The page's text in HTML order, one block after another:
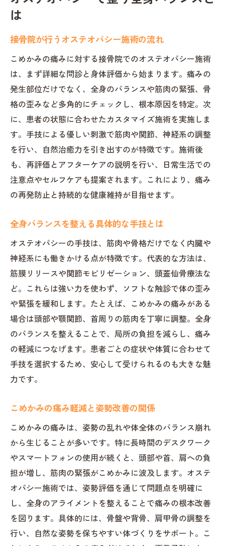
は
接骨院が行うオステオパシー施術の流れ
こめかみの痛みに対する接骨院でのオステオパシー施術
は、まず詳細な問診と身体評価から始まります。痛みの
発生部位だけでなく、全身のバランスや筋肉の緊張、骨
格の歪みなど多角的にチェックし、根本原因を特定。次
に、患者の状態に合わせたカスタマイズ施術を実施しま
す。手技による優しい刺激で筋肉や関節、神経系の調整
を行い、自然治癒力を引き出すのが特徴です。施術後
も、再評価とアフターケアの説明を行い、日常生活での
注意点やセルフケアも提案されます。これにより、痛み
の再発防止と持続的な健康維持が目指せます。
全身バランスを整える具体的な手技とは
オステオパシーの手技は、筋肉や骨格だけでなく内臓や
神経系にも働きかける点が特徴です。代表的な方法は、
筋膜リリースや関節モビリゼーション、頭蓋仙骨療法な
ど。これらは強い力を使わず、ソフトな触診で体の歪み
や緊張を緩和します。たとえば、こめかみの痛みがある
場合は頭部や顎関節、首周りの筋肉を丁寧に調整。全身
のバランスを整えることで、局所の負担を減らし、痛み
の軽減につなげます。患者ごとの症状や体質に合わせて
手技を選択するため、安心して受けられるのも大きな魅
力です。
こめかみの痛み軽減と姿勢改善の関係
こめかみの痛みは、姿勢の乱れや体全体のバランス崩れ
から生じることが多いです。特に長時間のデスクワーク
やスマートフォンの使用が続くと、頭部や首、肩への負
担が増し、筋肉の緊張がこめかみに波及します。オステ
オパシー施術では、姿勢評価を通じて問題点を明確に
し、全身のアライメントを整えることで痛みの根本改善
を図ります。具体的には、骨盤や背骨、肩甲骨の調整を
行い、自然な姿勢を保ちやすい体づくりをサポート。こ